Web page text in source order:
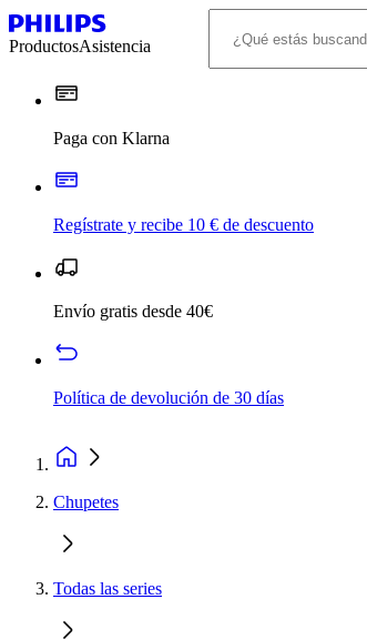
ProductosAsistencia
Paga con Klarna
Regístrate y recibe 10 € de descuento
Envío gratis desde 40€
Política de devolución de 30 días
Chupetes
Todas las series